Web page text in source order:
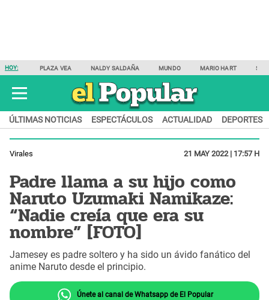
HOY: PLAZA VEA NALDY SALDAÑA MUNDO MARIO HART
ÚLTIMAS NOTICIAS ESPECTÁCULOS ACTUALIDAD DEPORTES
Virales 21 MAY 2022 | 17:57 H
Padre llama a su hijo como
Naruto Uzumaki Namikaze:
“Nadie creía que era su
nombre” [FOTO]
Jamesey es padre soltero y ha sido un ávido fanático del
anime Naruto desde el principio.
Únete al canal de Whatsapp de El Popular